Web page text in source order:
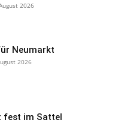
2026
Neumarkt
2026
fest im Sattel